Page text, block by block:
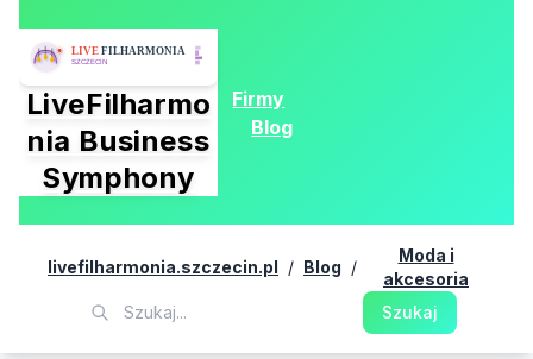
LiveFilharmo
nia Business
Symphony
Firmy
Blog
livefilharmonia.szczecin.pl / Blog /
Moda i
akcesoria
Szukaj